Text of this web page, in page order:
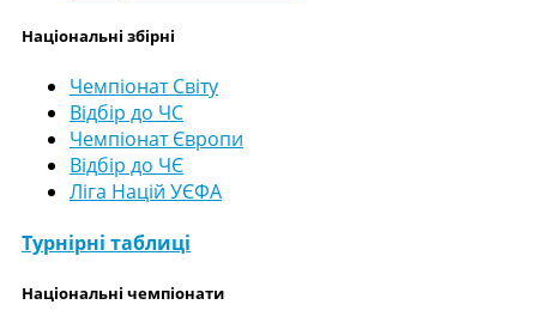
Національні збірні
Чемпіонат Світу
Відбір до ЧС
Чемпіонат Європи
Відбір до ЧЄ
Ліга Націй УЄФА
Турнірні таблиці
Національні чемпіонати